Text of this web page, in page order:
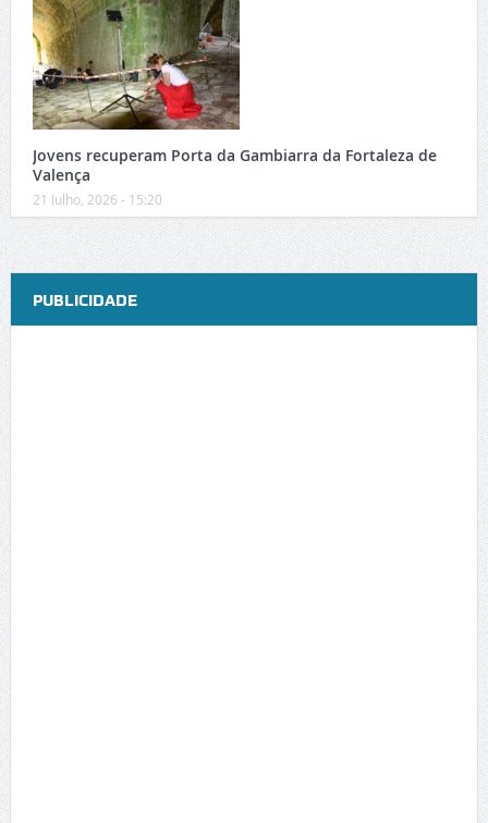
Jovens recuperam Porta da Gambiarra da Fortaleza de
Valença
21 Julho, 2026 - 15:20
PUBLICIDADE